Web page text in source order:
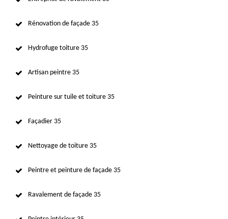
Rénovation de façade 35
Hydrofuge toiture 35
Artisan peintre 35
Peinture sur tuile et toiture 35
Façadier 35
Nettoyage de toiture 35
Peintre et peinture de façade 35
Ravalement de façade 35